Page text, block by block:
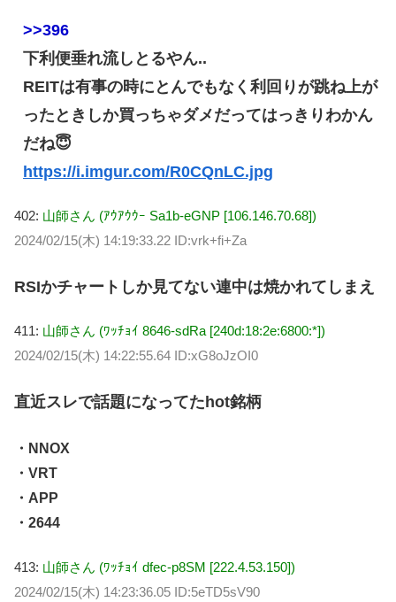
>>396
下利便垂れ流しとるやん..
REITは有事の時にとんでもなく利回りが跳ね上が
ったときしか買っちゃダメだってはっきりわかん
だね😇
https://i.imgur.com/R0CQnLC.jpg
402: 山師さん (ｱｳｱｳｳｰ Sa1b-eGNP [106.146.70.68])
2024/02/15(木) 14:19:33.22 ID:vrk+fi+Za
RSIかチャートしか見てない連中は焼かれてしまえ
411: 山師さん (ﾜｯﾁｮｲ 8646-sdRa [240d:18:2e:6800:*])
2024/02/15(木) 14:22:55.64 ID:xG8oJzOI0
直近スレで話題になってたhot銘柄
・NNOX
・VRT
・APP
・2644
413: 山師さん (ﾜｯﾁｮｲ dfec-p8SM [222.4.53.150])
2024/02/15(木) 14:23:36.05 ID:5eTD5sV90